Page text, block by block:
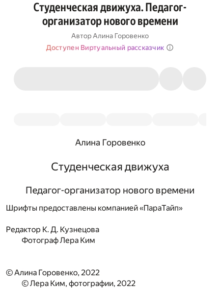
Студенческая движуха. Педагог-
организатор нового времени
АвторАлина Горовенко
Доступен Виртуальный рассказчик
Алина Горовенко
Студенческая движуха
Педагог-организатор нового времени
Шрифты предоставлены компанией «ПараТайп»
Редактор К. Д. Кузнецова
ФотографЛера Ким
© Алина Горовенко, 2022
© Лера Ким, фотографии, 2022